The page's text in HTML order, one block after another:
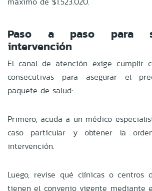
Paso a paso para
intervención
El canal de atención exige cumplir
consecutivas para asegurar el
paquete de salud:
Primero, acuda a un médico
caso particular y obtener la
intervención.
Luego, revise qué clínicas o centros
tienen el convenio vigente mediante